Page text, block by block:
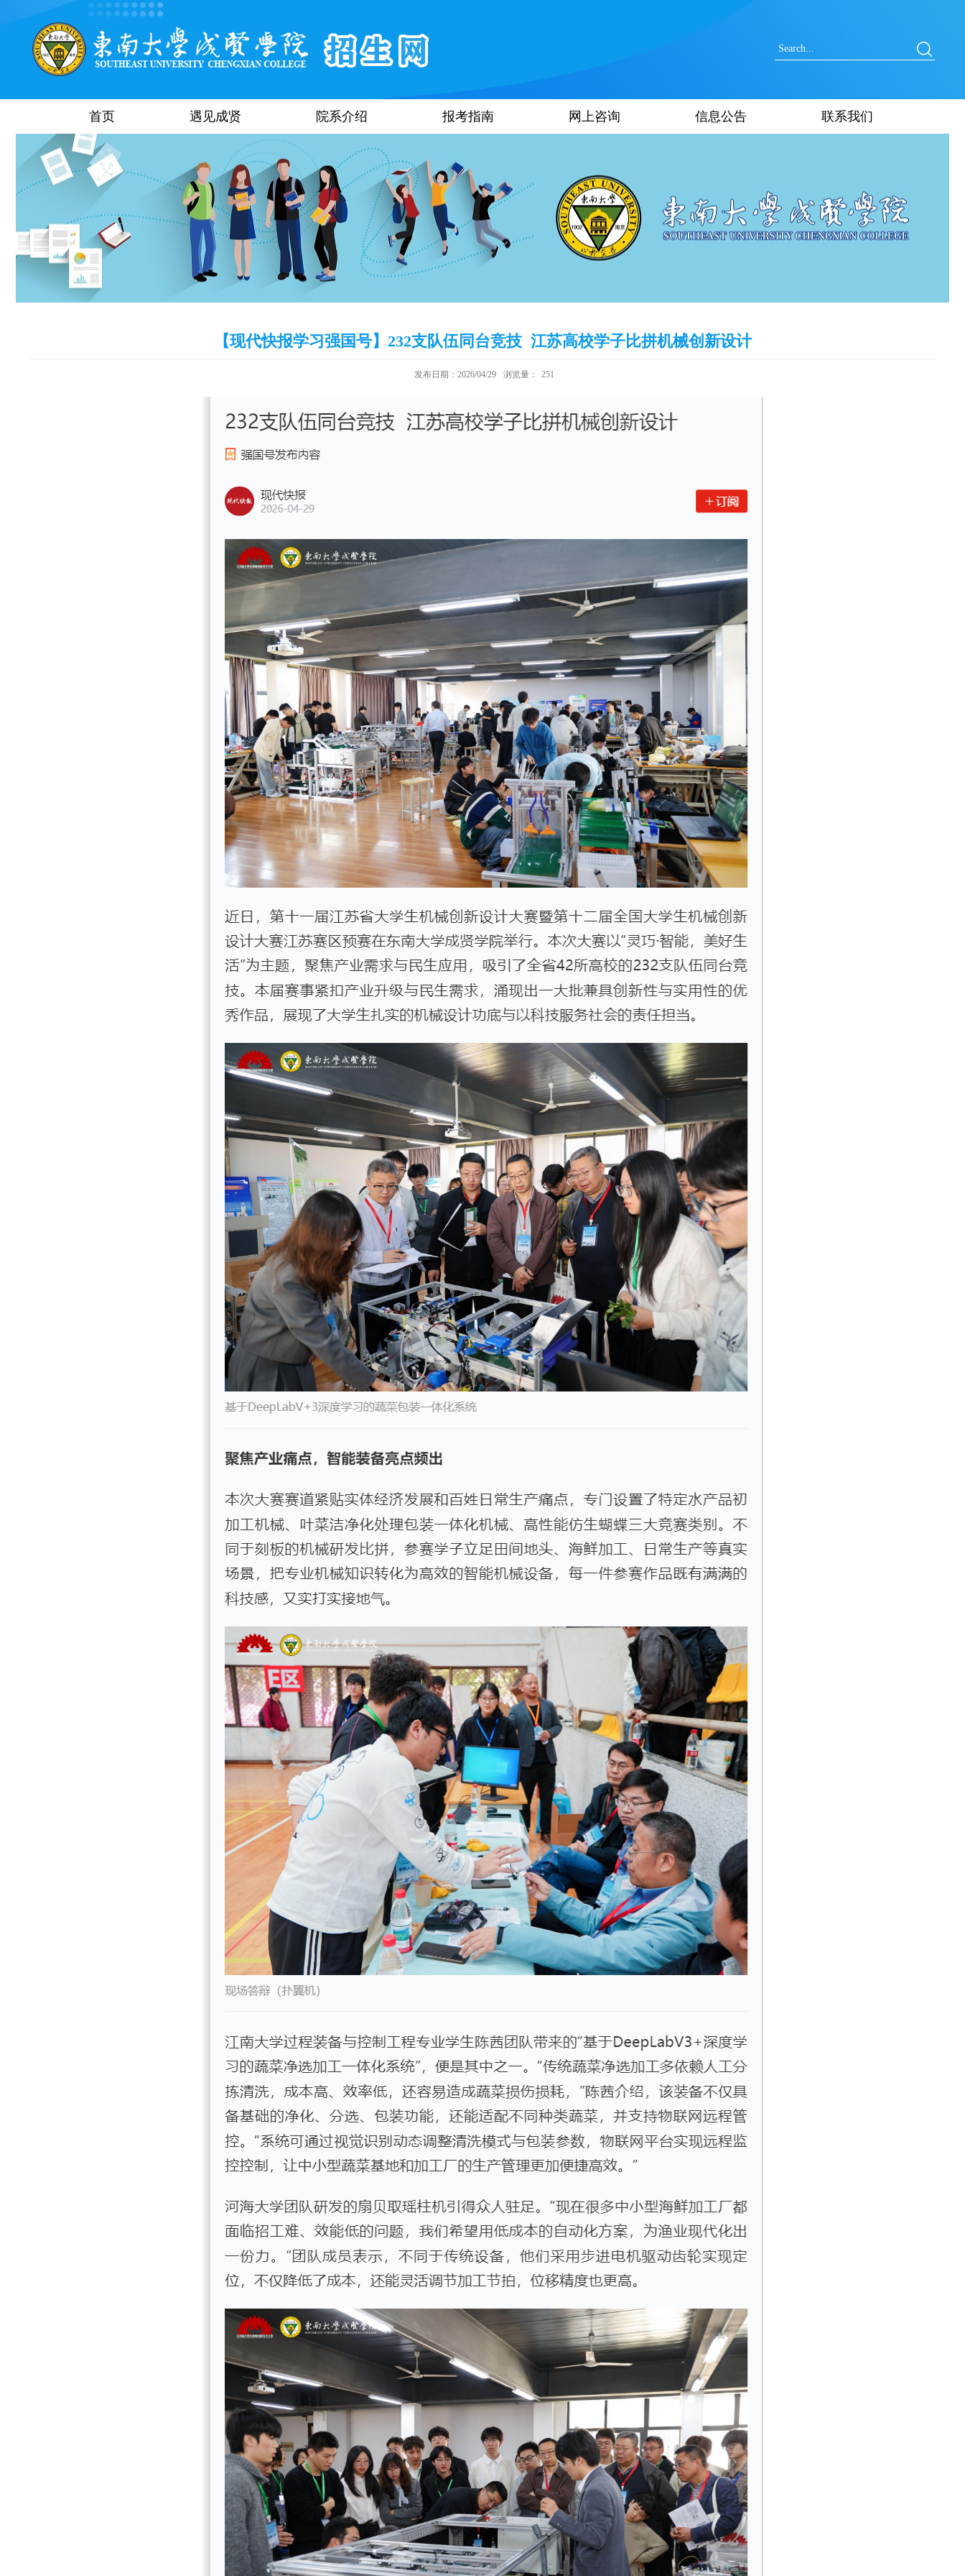
首页 遇见成贤 院系介绍 报考指南 网上咨询 信息公告 联系我们
【现代快报学习强国号】232支队伍同台竞技 江苏高校学子比拼机械创新设计
发布日期：2026/04/29 浏览量： 251